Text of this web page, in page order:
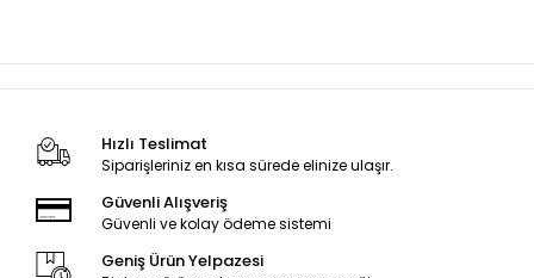
Hızlı Teslimat
Siparişleriniz en kısa sürede elinize ulaşır.
Güvenli Alışveriş
Güvenli ve kolay ödeme sistemi
Geniş Ürün Yelpazesi